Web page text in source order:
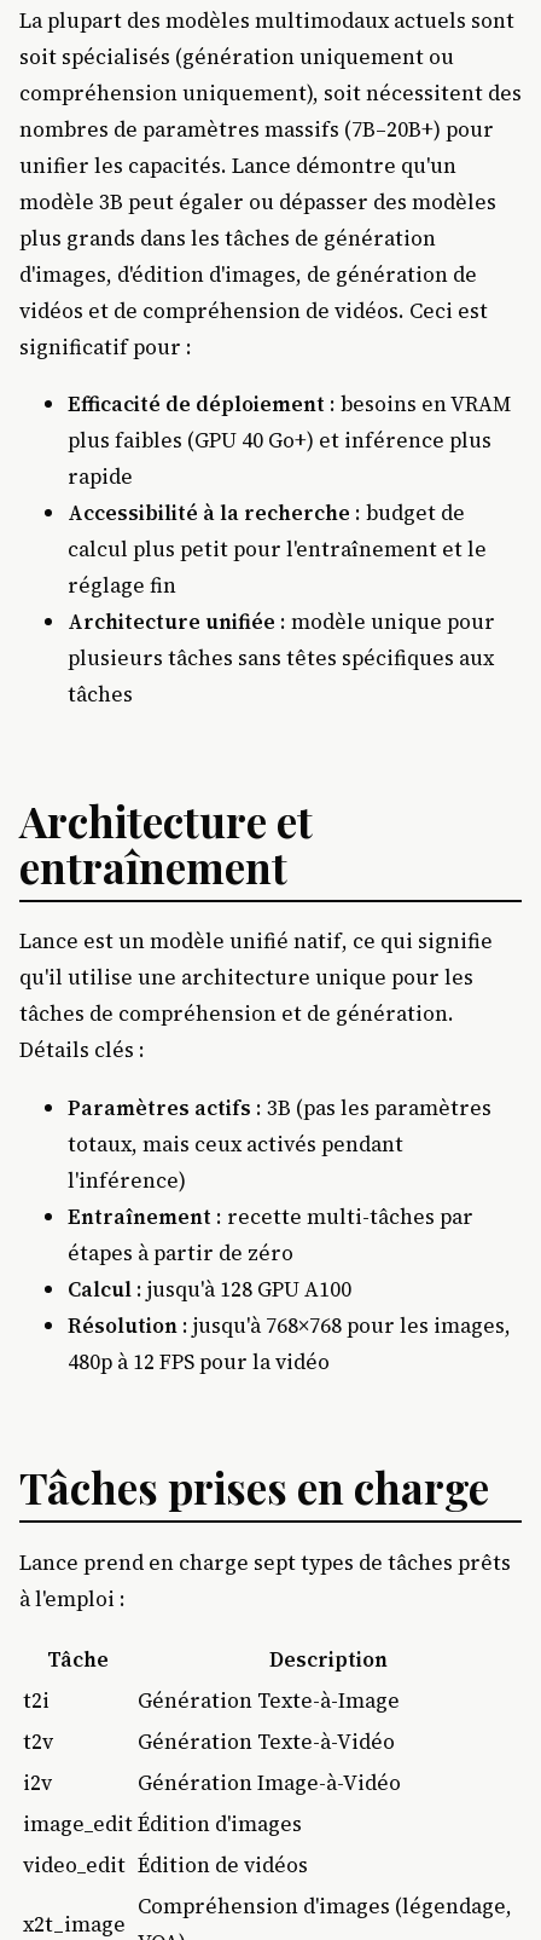
La plupart des modèles multimodaux actuels sont
soit spécialisés (génération uniquement ou
compréhension uniquement), soit nécessitent des
nombres de paramètres massifs (7B–20B+) pour
unifier les capacités. Lance démontre qu'un
modèle 3B peut égaler ou dépasser des modèles
plus grands dans les tâches de génération
d'images, d'édition d'images, de génération de
vidéos et de compréhension de vidéos. Ceci est
significatif pour :
Efficacité de déploiement : besoins en VRAM
plus faibles (GPU 40 Go+) et inférence plus
rapide
Accessibilité à la recherche : budget de
calcul plus petit pour l'entraînement et le
réglage fin
Architecture unifiée : modèle unique pour
plusieurs tâches sans têtes spécifiques aux
tâches
Architecture et
entraînement
Lance est un modèle unifié natif, ce qui signifie
qu'il utilise une architecture unique pour les
tâches de compréhension et de génération.
Détails clés :
Paramètres actifs : 3B (pas les paramètres
totaux, mais ceux activés pendant
l'inférence)
Entraînement : recette multi-tâches par
étapes à partir de zéro
Calcul : jusqu'à 128 GPU A100
Résolution : jusqu'à 768×768 pour les images,
480p à 12 FPS pour la vidéo
Tâches prises en charge
Lance prend en charge sept types de tâches prêts
à l'emploi :
Tâche
Description
t2i
Génération Texte-à-Image
t2v
Génération Texte-à-Vidéo
i2v
Génération Image-à-Vidéo
image_editÉdition d'images
video_edit Édition de vidéos
x2t_image
Compréhension d'images (légendage,